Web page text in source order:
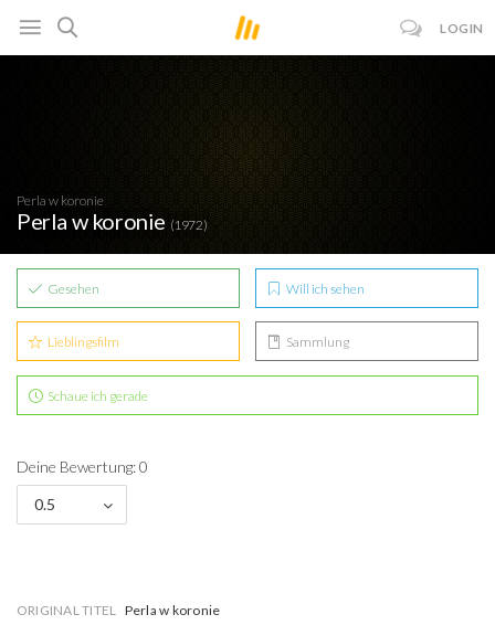
LOGIN
Perla w koronie
Perla w koronie (1972)
Gesehen Will ich sehen
Lieblingsfilm Sammlung
Schaue ich gerade
Deine Bewertung: 0
0.5
ORIGINAL TITEL Perla w koronie